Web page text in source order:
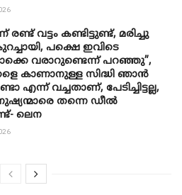
വട്ടം കണ്ടിട്ടുണ്ട്, മരിച്ചു
പക്ഷെ ഇവിടെ
വരാറുണ്ടെന്ന് പറഞ്ഞു”,
കാണാനുള്ള സിദ്ധി ഞാന്‍
എന്ന് വച്ചതാണ്, പേടിച്ചിട്ടല്ല,
തന്നെ ഡീല്‍
ലെന